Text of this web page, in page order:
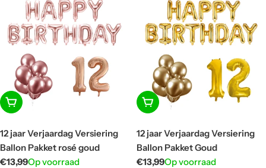
In winkelwagen
12 jaar Verjaardag Versiering
Ballon Pakket rosé goud
Normale
€13,99Op voorraad
In winkelwagen
12 jaar Verjaardag Versiering
Ballon Pakket Goud
Normale
€13,99Op voorraad